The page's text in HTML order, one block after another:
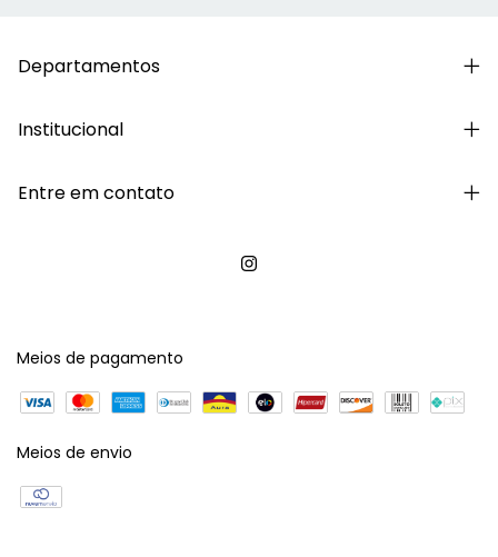
Departamentos
Institucional
Entre em contato
Meios de pagamento
Meios de envio